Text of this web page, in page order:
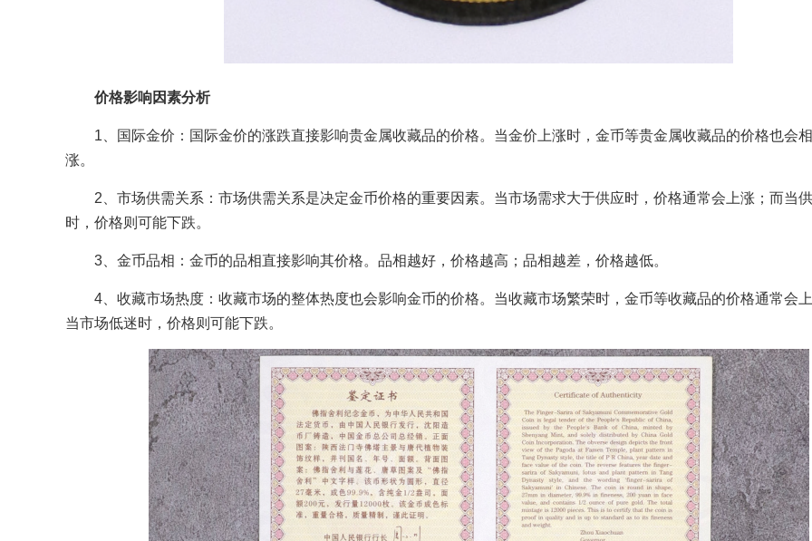
价格影响因素分析
1、国际金价：国际金价的涨跌直接影响贵金属收藏品的价格。当金价上涨时，金币等贵金属收藏品的价格也会
涨。
2、市场供需关系：市场供需关系是决定金币价格的重要因素。当市场需求大于供应时，价格通常会上涨；而当
时，价格则可能下跌。
3、金币品相：金币的品相直接影响其价格。品相越好，价格越高；品相越差，价格越低。
4、收藏市场热度：收藏市场的整体热度也会影响金币的价格。当收藏市场繁荣时，金币等收藏品的价格通常会
当市场低迷时，价格则可能下跌。